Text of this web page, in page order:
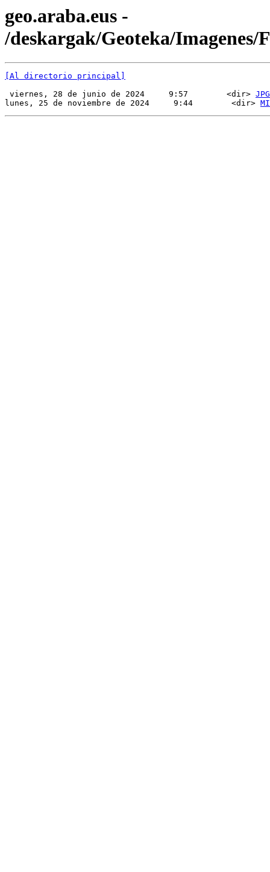
geo.araba.eus -
/deskargak/Geoteka/Imagenes/
[Al directorio principal]
viernes, 28 de junio de 2024     9:57        <dir> JPG
lunes, 25 de noviembre de 2024     9:44        <dir>